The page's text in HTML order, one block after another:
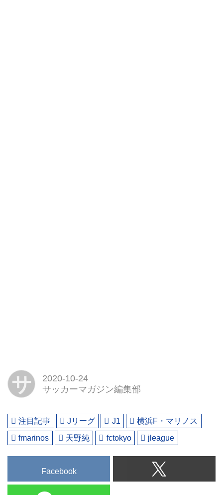
サ
2020-10-24
サッカーマガジン編集部
注目記事 Jリーグ J1
横浜F・マリノス
fmarinos
天野純 fctokyo jleague
Facebook